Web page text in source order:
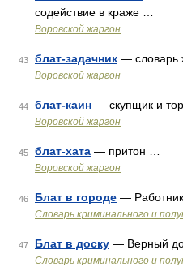
содействие в краже …
Воровской жаргон
43 блат-задачник — словарь
Воровской жаргон
44 блат-каин — скупщик и
Воровской жаргон
45 блат-хата — притон …
Воровской жаргон
46 Блат в городе —
Словарь криминального и
47 Блат в доску — Верный
Словарь криминального и